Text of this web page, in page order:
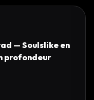
— Soulslike en
profondeur